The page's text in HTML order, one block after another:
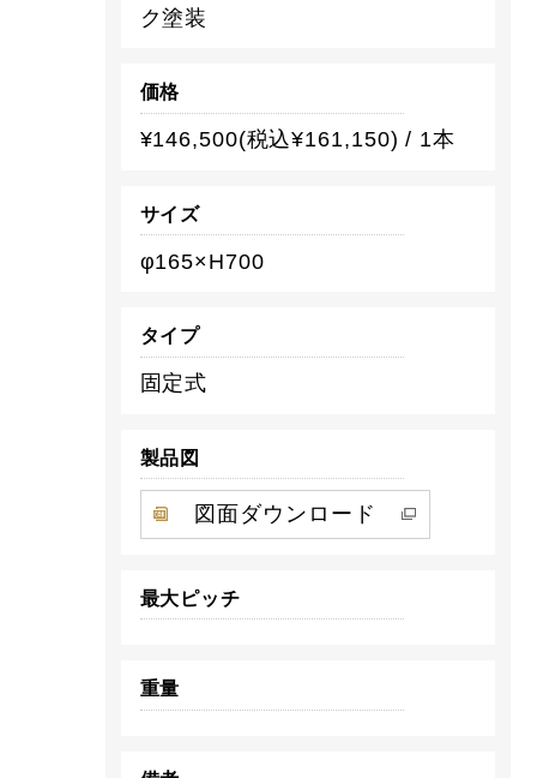
ク塗装
価格
¥146,500(税込¥161,150) / 1本
サイズ
φ165×H700
タイプ
固定式
製品図
図面ダウンロード
最大ピッチ
重量